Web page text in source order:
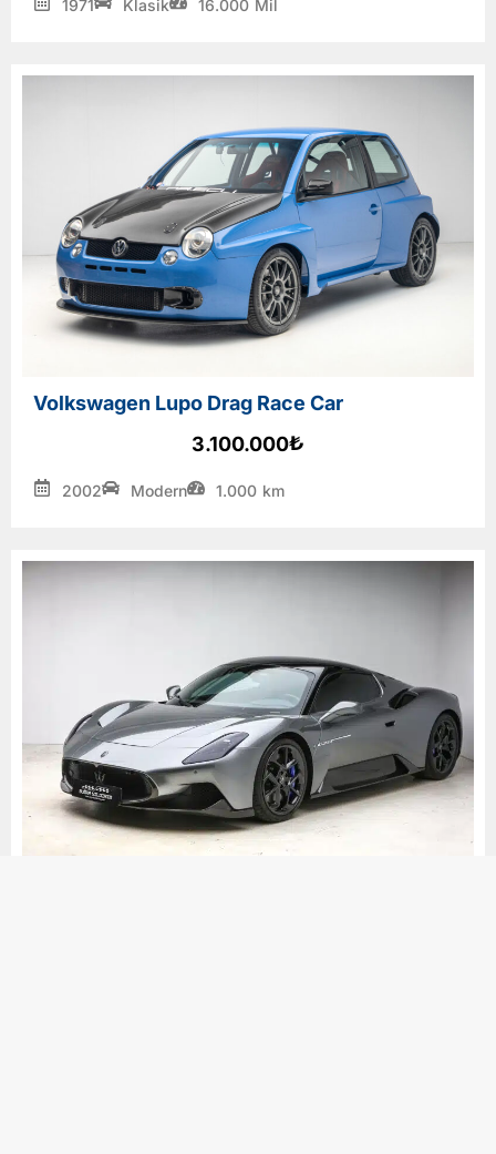
1971 Klasik 16.000 Mil
Volkswagen Lupo Drag Race Car
3.100.000₺
2002 Modern 1.000 km